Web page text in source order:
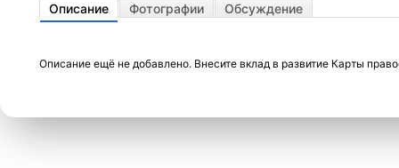
Описание Фотографии Обсуждение
Описание ещё не добавлено. Внесите вклад в развитие Карты